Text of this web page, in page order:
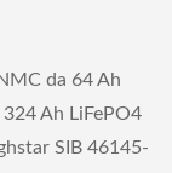
da 64 Ah
Ah LiFePO4
SIB 46145-